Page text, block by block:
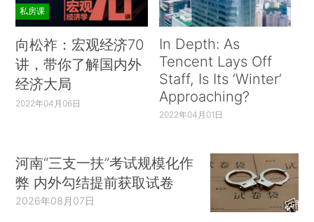
私房课
向松祚：宏观经济70
讲，带你了解国内外
经济大局
2022年04月06日
In Depth: As
Tencent Lays Off
Staff, Is Its ‘Winter’
Approaching?
2022年04月01日
河南“三支一扶”考试规模化作
弊 内外勾结提前获取试卷
2026年08月07日